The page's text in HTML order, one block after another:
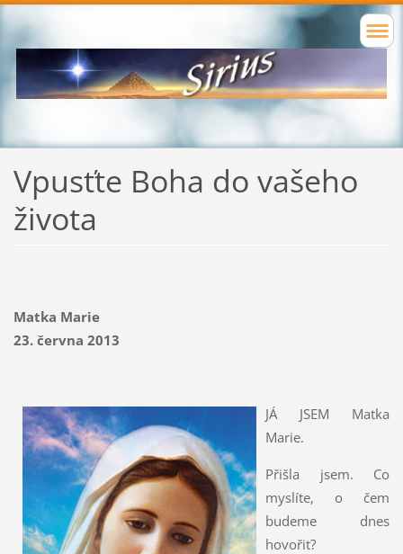
Vpusťte Boha do vašeho
života
Matka Marie
23. června 2013
JÁ JSEM Matka
Marie.
Přišla jsem. Co
myslíte, o čem
budeme dnes
hovořit?